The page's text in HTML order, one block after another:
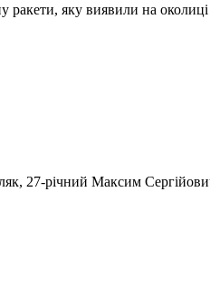
яку виявили на
27-річний Максим